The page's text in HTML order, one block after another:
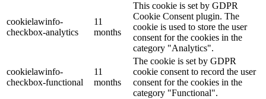
cookielawinfo-
checkbox-analytics
11
months
This cookie is set by GDPR
Cookie Consent plugin. The
cookie is used to store the user
consent for the cookies in the
category "Analytics".
cookielawinfo-
checkbox-functional
11
months
The cookie is set by GDPR
cookie consent to record the user
consent for the cookies in the
category "Functional".